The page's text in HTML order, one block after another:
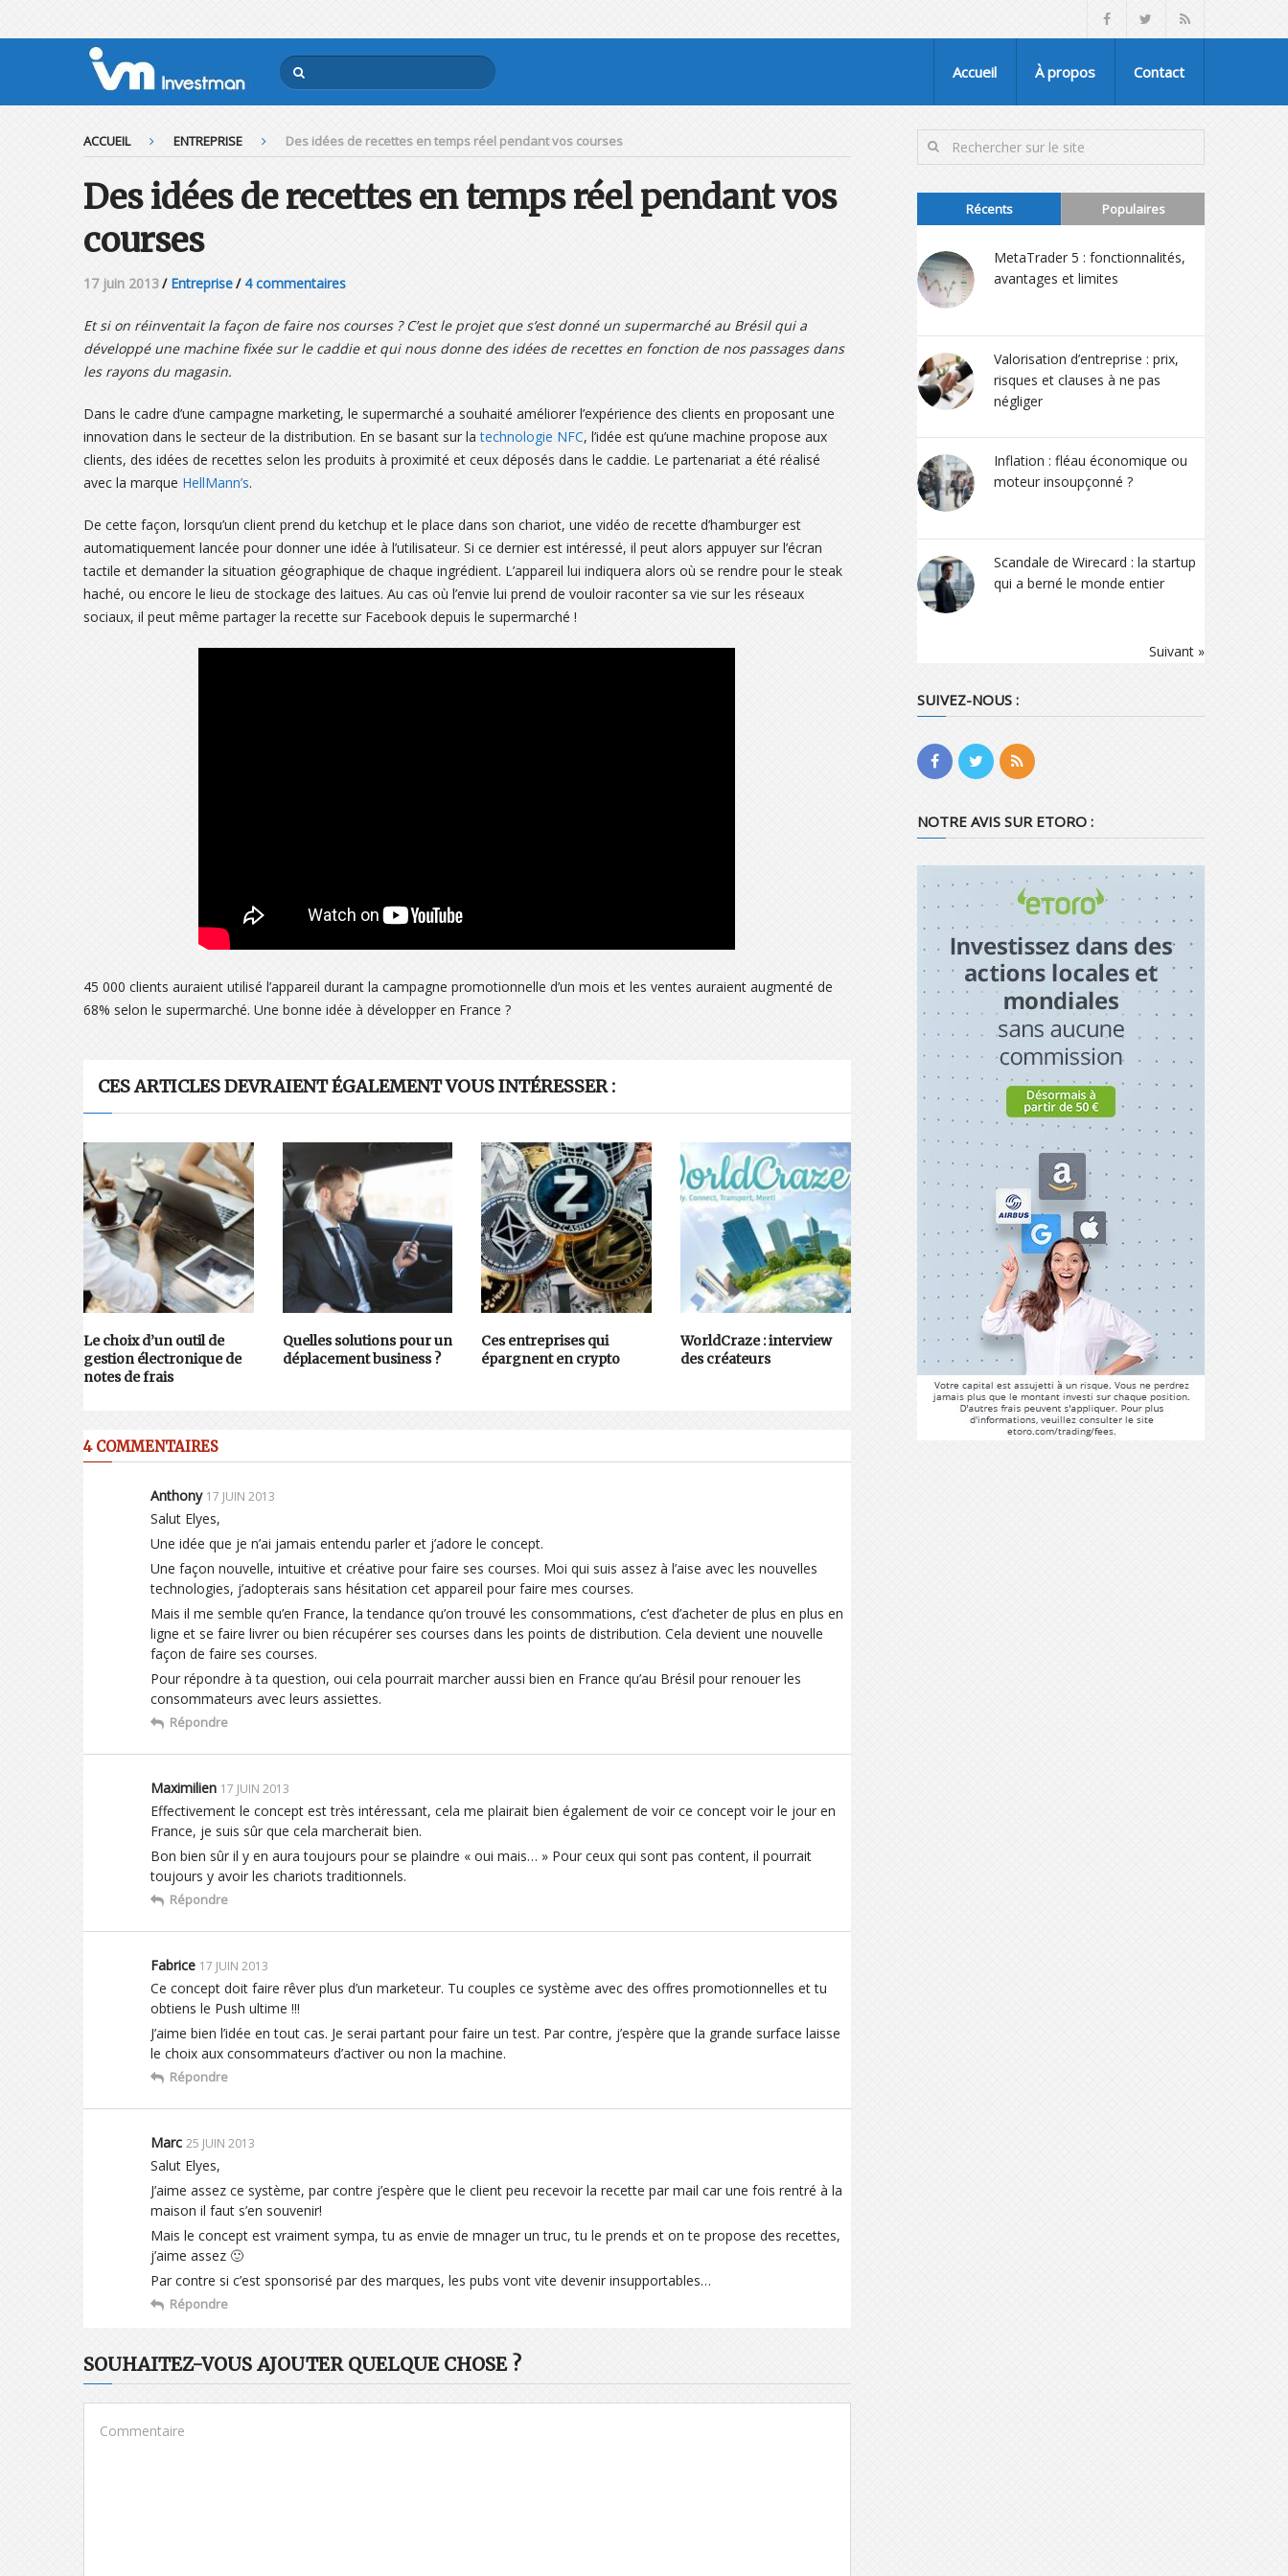
Accueil À propos Contact
ACCUEIL ENTREPRISE Des idées de recettes en temps réel pendant vos courses
Des idées de recettes en temps réel pendant vos
courses
17 juin 2013/ Entreprise/ 4 commentaires
Et si on réinventait la façon de faire nos courses ? C’est le projet que s’est donné un supermarché au Brésil qui a
développé une machine fixée sur le caddie et qui nous donne des idées de recettes en fonction de nos passages dans
les rayons du magasin.
Dans le cadre d’une campagne marketing, le supermarché a souhaité améliorer l’expérience des clients en proposant une
innovation dans le secteur de la distribution. En se basant sur latechnologie NFC, l’idée est qu’une machine propose aux
clients, des idées de recettes selon les produits à proximité et ceux déposés dans le caddie. Le partenariat a été réalisé
avec la marque HellMann’s.
De cette façon, lorsqu’un client prend du ketchup et le place dans son chariot, une vidéo de recette d’hamburger est
automatiquement lancée pour donner une idée à l’utilisateur. Si ce dernier est intéressé, il peut alors appuyer sur l’écran
tactile et demander la situation géographique de chaque ingrédient. L’appareil lui indiquera alors où se rendre pour le steak
haché, ou encore le lieu de stockage des laitues. Au cas où l’envie lui prend de vouloir raconter sa vie sur les réseaux
sociaux, il peut même partager la recette sur Facebook depuis le supermarché !
45 000 clients auraient utilisé l’appareil durant la campagne promotionnelle d’un mois et les ventes auraient augmenté de
68% selon le supermarché. Une bonne idée à développer en France ?
CES ARTICLES DEVRAIENT ÉGALEMENT VOUS INTÉRESSER :
Le choix d’un outil de
gestion électronique de
notes de frais
Quelles solutions pour un
déplacement business ?
Ces entreprises qui
épargnent en crypto
WorldCraze : interview
des créateurs
4 COMMENTAIRES
Anthony 17 JUIN 2013
Salut Elyes,
Une idée que je n’ai jamais entendu parler et j’adore le concept.
Une façon nouvelle, intuitive et créative pour faire ses courses. Moi qui suis assez à l’aise avec les nouvelles
technologies, j’adopterais sans hésitation cet appareil pour faire mes courses.
Mais il me semble qu’en France, la tendance qu’on trouvé les consommations, c’est d’acheter de plus en plus en
ligne et se faire livrer ou bien récupérer ses courses dans les points de distribution. Cela devient une nouvelle
façon de faire ses courses.
Pour répondre à ta question, oui cela pourrait marcher aussi bien en France qu’au Brésil pour renouer les
consommateurs avec leurs assiettes.
Répondre
Maximilien 17 JUIN 2013
Effectivement le concept est très intéressant, cela me plairait bien également de voir ce concept voir le jour en
France, je suis sûr que cela marcherait bien.
Bon bien sûr il y en aura toujours pour se plaindre « oui mais… » Pour ceux qui sont pas content, il pourrait
toujours y avoir les chariots traditionnels.
Répondre
Fabrice 17 JUIN 2013
Ce concept doit faire rêver plus d’un marketeur. Tu couples ce système avec des offres promotionnelles et tu
obtiens le Push ultime !!!
J’aime bien l’idée en tout cas. Je serai partant pour faire un test. Par contre, j’espère que la grande surface laisse
le choix aux consommateurs d’activer ou non la machine.
Répondre
Marc 25 JUIN 2013
Salut Elyes,
J’aime assez ce système, par contre j’espère que le client peu recevoir la recette par mail car une fois rentré à la
maison il faut s’en souvenir!
Mais le concept est vraiment sympa, tu as envie de mnager un truc, tu le prends et on te propose des recettes,
j’aime assez 🙂
Par contre si c’est sponsorisé par des marques, les pubs vont vite devenir insupportables…
Répondre
SOUHAITEZ-VOUS AJOUTER QUELQUE CHOSE ?
Récents Populaires
MetaTrader 5 : fonctionnalités,
avantages et limites
Valorisation d’entreprise : prix,
risques et clauses à ne pas
négliger
Inflation : fléau économique ou
moteur insoupçonné ?
Scandale de Wirecard : la startup
qui a berné le monde entier
Suivant »
SUIVEZ-NOUS :
NOTRE AVIS SUR ETORO :